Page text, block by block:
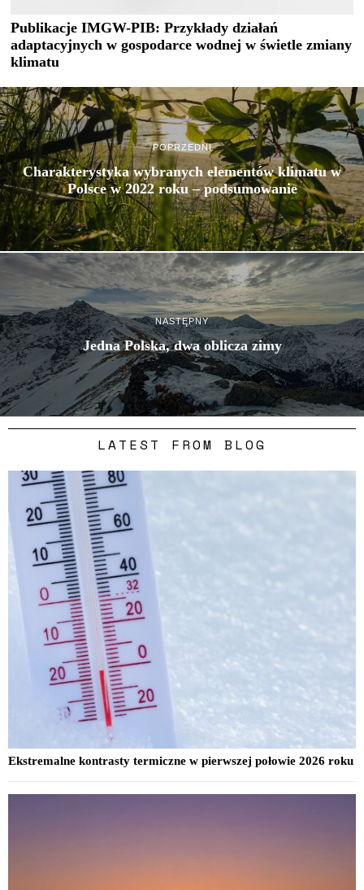
Publikacje IMGW-PIB: Przykłady działań
adaptacyjnych w gospodarce wodnej w świetle zmiany
klimatu
POPRZEDNI
Charakterystyka wybranych elementów klimatu w
Polsce w 2022 roku – podsumowanie
NASTĘPNY
Jedna Polska, dwa oblicza zimy
LATEST FROM BLOG
Ekstremalne kontrasty termiczne w pierwszej połowie 2026 roku